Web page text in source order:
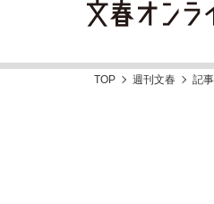
TOP 週刊文春 記事